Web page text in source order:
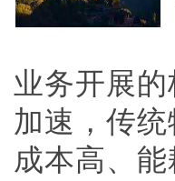
业务开展
加速，传
成本高、